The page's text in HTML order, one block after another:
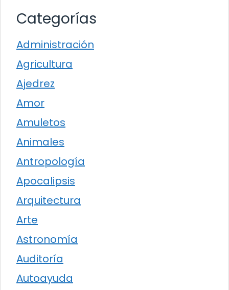
Categorías
Administración
Agricultura
Ajedrez
Amor
Amuletos
Animales
Antropología
Apocalipsis
Arquitectura
Arte
Astronomía
Auditoría
Autoayuda